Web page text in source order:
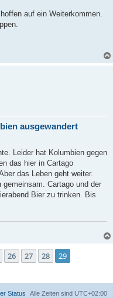
auf ein Weiterkommen.
ausgewandert
Leider hat Kolumbien gegen
das hier in Cartago
das Leben geht weiter.
Cartago und der
Bier zu trinken. Bis
26 27 28 29
Alle Zeiten sind UTC+02:00
Status